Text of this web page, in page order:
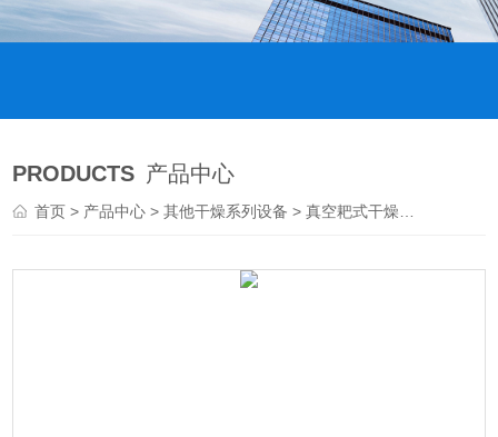
PRODUCTS 产品中心
首页> 产品中心 >其他干燥系列设备 >真空耙式干燥机